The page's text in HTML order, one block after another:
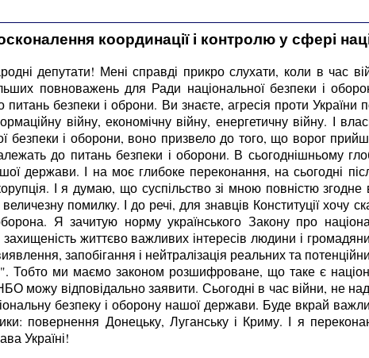
координації і контролю у сфері
депутати! Мені справді прикро слухати, коли в час
повноважень для Ради національної безпеки і
питань безпеки і оброни. Ви знаєте, агресія проти
війну, економічну війну, енергетичну війну. І
безпеки і оборони, воно призвело до того, що ворог
до питань безпеки і оборони. В сьогоднішньому
держави. І на моє глибоке переконання, на сьогодні
І я думаю, що суспільство зі мною повністю
помилку. І до речі, для знавців Конституції
Я зачитую норму українського Закону про
захищеність життєво важливих інтересів людини і
запобігання і нейтралізація реальних та
Тобто ми маємо законом розшифроване, що таке є
можу відповідально заявити. Сьогодні в час війни, не
безпеку і оборону нашої держави. Буде вкрай
повернення Донецьку, Луганську і Криму. І я
Україні!